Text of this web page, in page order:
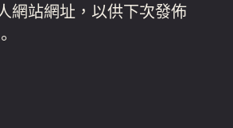
網站網址，以供下次發佈